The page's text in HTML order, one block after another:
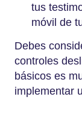
tus
móvil de
Debes
controles
básicos es
implementar